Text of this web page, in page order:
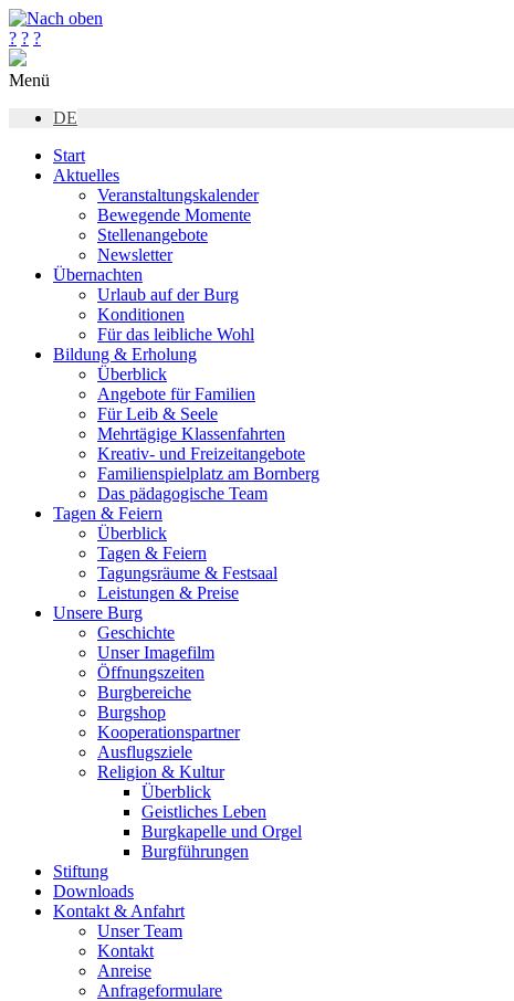
? ? ?
Menü
DE
Start
Aktuelles
Veranstaltungskalender
Bewegende Momente
Stellenangebote
Newsletter
Übernachten
Urlaub auf der Burg
Konditionen
Für das leibliche Wohl
Bildung & Erholung
Überblick
Angebote für Familien
Für Leib & Seele
Mehrtägige Klassenfahrten
Kreativ- und Freizeitangebote
Familienspielplatz am Bornberg
Das pädagogische Team
Tagen & Feiern
Überblick
Tagen & Feiern
Tagungsräume & Festsaal
Leistungen & Preise
Unsere Burg
Geschichte
Unser Imagefilm
Öffnungszeiten
Burgbereiche
Burgshop
Kooperationspartner
Ausflugsziele
Religion & Kultur
Überblick
Geistliches Leben
Burgkapelle und Orgel
Burgführungen
Stiftung
Downloads
Kontakt & Anfahrt
Unser Team
Kontakt
Anreise
Anfrageformulare